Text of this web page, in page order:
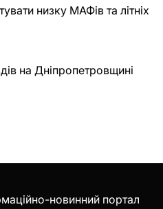
низку МАФів та літніх
на Дніпропетровщині
новинний портал